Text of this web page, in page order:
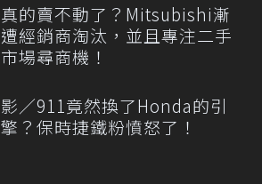
真的賣不動了？Mitsubishi漸
遭經銷商淘汰，並且專注二手
市場尋商機！
影／911竟然換了Honda的引
擎？保時捷鐵粉憤怒了！